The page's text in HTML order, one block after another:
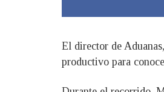
El director de
productivo para